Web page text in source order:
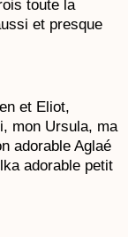
toute la
et presque
et Eliot,
mon Ursula, ma
adorable Aglaé
adorable petit